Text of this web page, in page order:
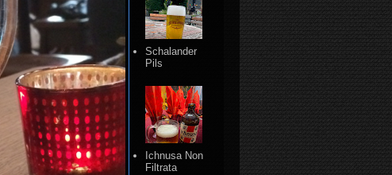
Schalander
Pils
Ichnusa Non
Filtrata